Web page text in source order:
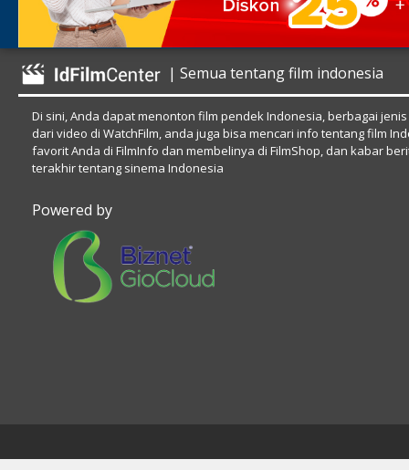
| Semua tentang film indonesia
Di sini, Anda dapat menonton film pendek Indonesia, berbagai
dari video di WatchFilm, anda juga bisa mencari info tentang film
favorit Anda di FilmInfo dan membelinya di FilmShop, dan kabar
terakhir tentang sinema Indonesia
Powered by